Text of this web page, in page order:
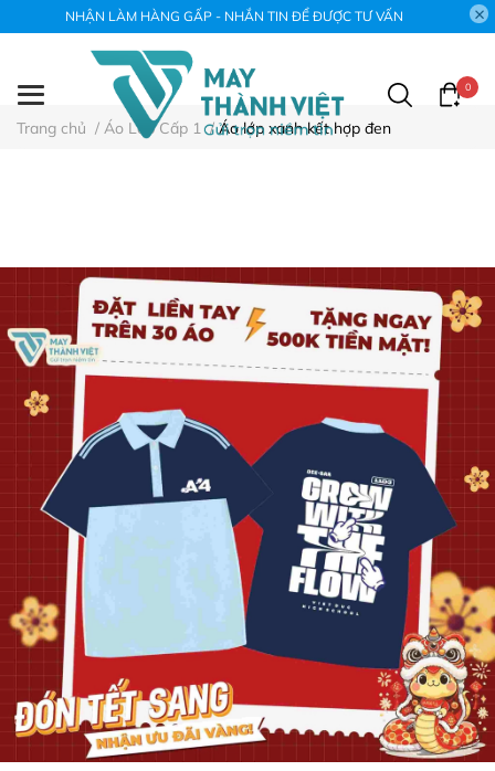
NHẬN LÀM HÀNG GẤP - NHẮN TIN ĐỂ ĐƯỢC TƯ VẤN
0
Trang chủ / Áo Lớp Cấp 1 /Áo lớp xanh kết hợp đen